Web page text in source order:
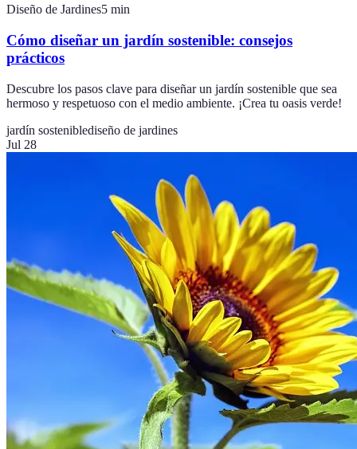
Diseño de Jardines5 min
Cómo diseñar un jardín sostenible: consejos
prácticos
Descubre los pasos clave para diseñar un jardín sostenible que sea
hermoso y respetuoso con el medio ambiente. ¡Crea tu oasis verde!
jardín sosteniblediseño de jardines
Jul 28